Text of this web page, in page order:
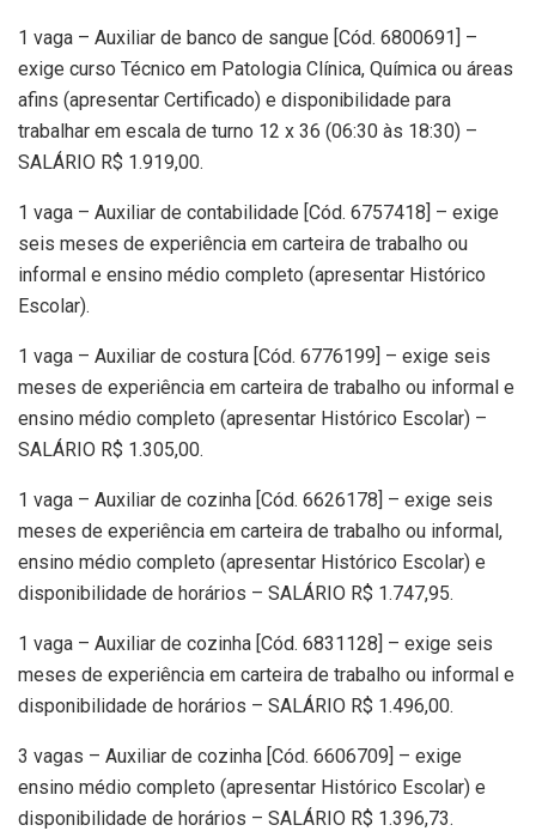
1 vaga – Auxiliar de banco de sangue [Cód. 6800691] –
exige curso Técnico em Patologia Clínica, Química ou áreas
afins (apresentar Certificado) e disponibilidade para
trabalhar em escala de turno 12 x 36 (06:30 às 18:30) –
SALÁRIO R$ 1.919,00.
1 vaga – Auxiliar de contabilidade [Cód. 6757418] – exige
seis meses de experiência em carteira de trabalho ou
informal e ensino médio completo (apresentar Histórico
Escolar).
1 vaga – Auxiliar de costura [Cód. 6776199] – exige seis
meses de experiência em carteira de trabalho ou informal e
ensino médio completo (apresentar Histórico Escolar) –
SALÁRIO R$ 1.305,00.
1 vaga – Auxiliar de cozinha [Cód. 6626178] – exige seis
meses de experiência em carteira de trabalho ou informal,
ensino médio completo (apresentar Histórico Escolar) e
disponibilidade de horários – SALÁRIO R$ 1.747,95.
1 vaga – Auxiliar de cozinha [Cód. 6831128] – exige seis
meses de experiência em carteira de trabalho ou informal e
disponibilidade de horários – SALÁRIO R$ 1.496,00.
3 vagas – Auxiliar de cozinha [Cód. 6606709] – exige
ensino médio completo (apresentar Histórico Escolar) e
disponibilidade de horários – SALÁRIO R$ 1.396,73.